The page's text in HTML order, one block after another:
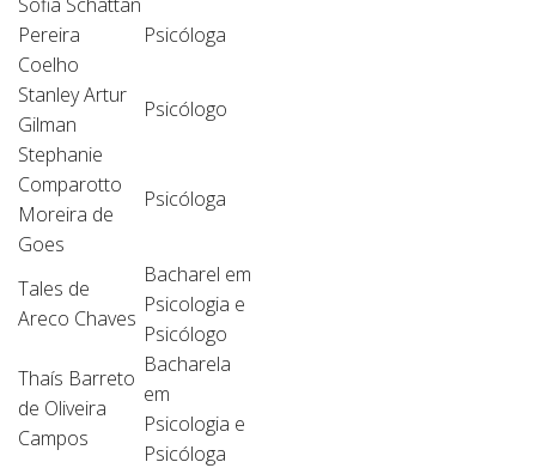
Pereira
Coelho
Psicóloga
Stanley Artur
Gilman
Psicólogo
Stephanie
Comparotto
Moreira de
Goes
Psicóloga
Tales de
Areco Chaves
Bacharel em
Psicologia e
Psicólogo
Thaís Barreto
de Oliveira
Campos
Bacharela
em
Psicologia e
Psicóloga